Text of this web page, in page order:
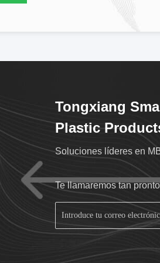
Tongxiang
Plastic
Soluciones líderes en
Te llamaremos tan